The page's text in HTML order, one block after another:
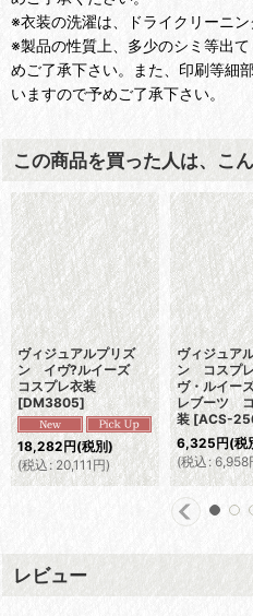
※衣装の洗濯は、ドライクリーニン
※製品の性質上、多少のシミ等出
めご了承下さい。また、印刷等細
いますので予めご了承下さい。
この商品を買った人は、こ
ヴィジュアルプリズ
ン イヴ?ルイーズ
コスプレ衣装
[DM3805]
18,282円(税別)
(税込: 20,111円)
ヴィジュア
ン コスプ
ヴ・ルイー
レブーツ
装 [ACS-
6,325円(税
(税込: 6,958
レビュー